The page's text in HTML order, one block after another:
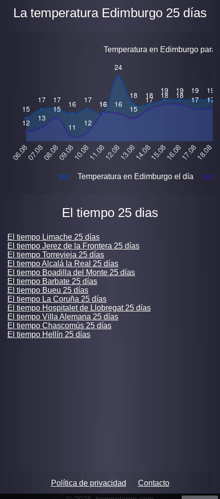
La temperatura Edimburgo 25 días
Temperatura en Edimburgo
Temperatura en Edimburgo el día
El tiempo 25 dias
El tiempo Limache 25 días
El tiempo Jerez de la Frontera 25 días
El tiempo Torrevieja 25 días
El tiempo Alcalá la Real 25 días
El tiempo Boadilla del Monte 25 días
El tiempo Barbate 25 días
El tiempo Bueu 25 días
El tiempo La Coruña 25 días
El tiempo Hospitalet de Llobregat 25 días
El tiempo Villa Alemana 25 días
El tiempo Chascomús 25 días
El tiempo Hellín 25 días
Política de privacidad
Contacto